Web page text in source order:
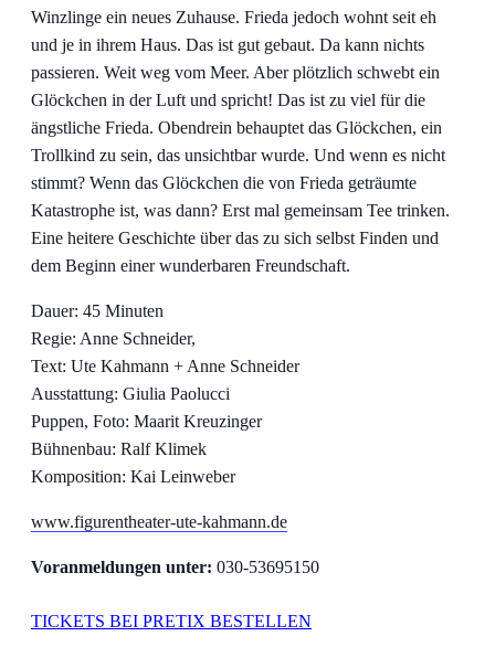
Winzlinge ein neues Zuhause. Frieda jedoch wohnt seit eh
und je in ihrem Haus. Das ist gut gebaut. Da kann nichts
passieren. Weit weg vom Meer. Aber plötzlich schwebt ein
Glöckchen in der Luft und spricht! Das ist zu viel für die
ängstliche Frieda. Obendrein behauptet das Glöckchen, ein
Trollkind zu sein, das unsichtbar wurde. Und wenn es nicht
stimmt? Wenn das Glöckchen die von Frieda geträumte
Katastrophe ist, was dann? Erst mal gemeinsam Tee trinken.
Eine heitere Geschichte über das zu sich selbst Finden und
dem Beginn einer wunderbaren Freundschaft.
Dauer: 45 Minuten
Regie: Anne Schneider,
Text: Ute Kahmann + Anne Schneider
Ausstattung: Giulia Paolucci
Puppen, Foto: Maarit Kreuzinger
Bühnenbau: Ralf Klimek
Komposition: Kai Leinweber
www.figurentheater-ute-kahmann.de
Voranmeldungen unter: 030-53695150
TICKETS BEI PRETIX BESTELLEN